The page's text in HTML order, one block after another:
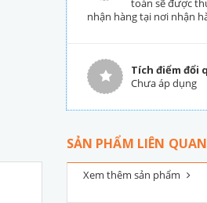
toán sẽ được
nhận hàng tại nơi nhận
Tích điểm đổi
Chưa áp dụng
SẢN PHẨM LIÊN QUAN
Xem thêm sản phẩm